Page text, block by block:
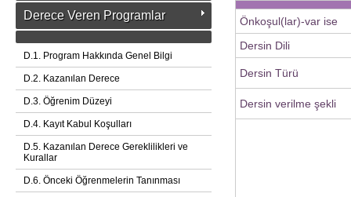
Derece Veren Programlar
D.1. Program Hakkında Genel Bilgi
D.2. Kazanılan Derece
D.3. Öğrenim Düzeyi
D.4. Kayıt Kabul Koşulları
D.5. Kazanılan Derece Gereklilikleri ve
Kurallar
D.6. Önceki Öğrenmelerin Tanınması
Önkoşul(lar)-var ise
Dersin Dili
Dersin Türü
Dersin verilme şekli